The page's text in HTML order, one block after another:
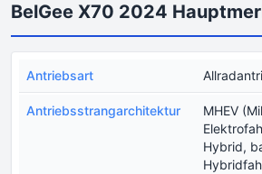
BelGee X70 2024
Antriebsart
Antriebsstrangarchitektur
MHEV
Hybrid,